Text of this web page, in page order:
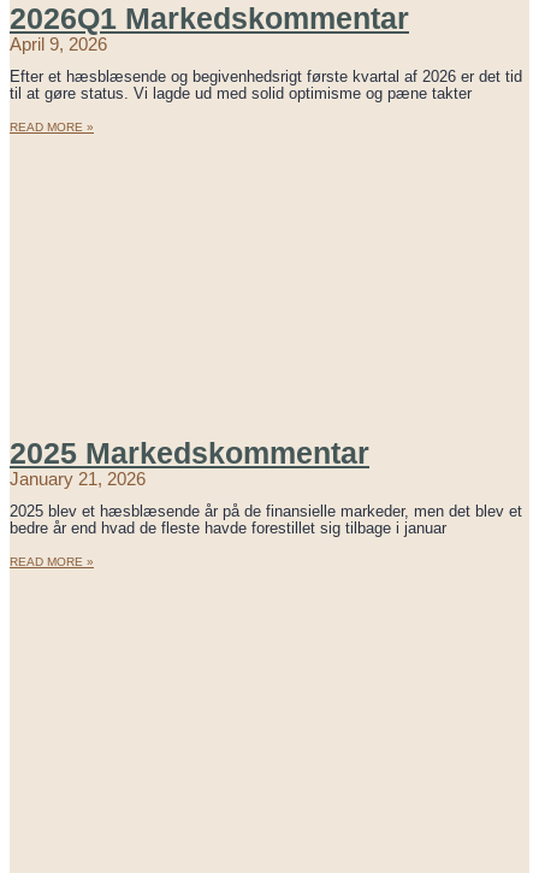
2026Q1 Markedskommentar
April 9, 2026
Efter et hæsblæsende og begivenhedsrigt første kvartal af 2026 er det tid
til at gøre status. Vi lagde ud med solid optimisme og pæne takter
READ MORE »
2025 Markedskommentar
January 21, 2026
2025 blev et hæsblæsende år på de finansielle markeder, men det blev et
bedre år end hvad de fleste havde forestillet sig tilbage i januar
READ MORE »